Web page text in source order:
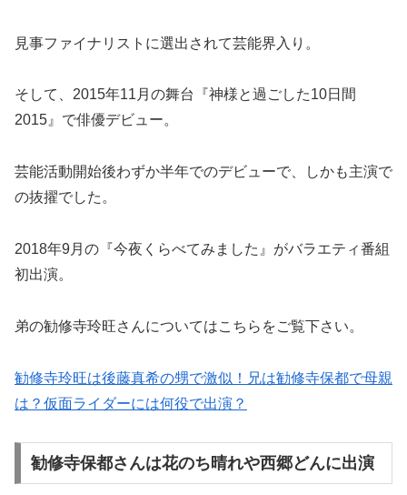
見事ファイナリストに選出されて芸能界入り。
そして、2015年11月の舞台『神様と過ごした10日間
2015』で俳優デビュー。
芸能活動開始後わずか半年でのデビューで、しかも主演で
の抜擢でした。
2018年9月の『今夜くらべてみました』がバラエティ番組
初出演。
弟の勧修寺玲旺さんについてはこちらをご覧下さい。
勧修寺玲旺は後藤真希の甥で激似！兄は勧修寺保都で母親
は？仮面ライダーには何役で出演？
勧修寺保都さんは花のち晴れや西郷どんに出演